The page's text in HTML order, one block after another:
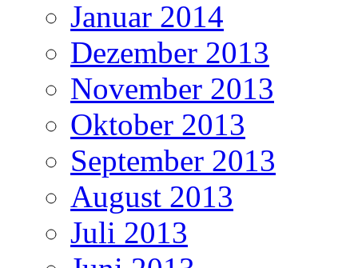
Januar 2014
Dezember 2013
November 2013
Oktober 2013
September 2013
August 2013
Juli 2013